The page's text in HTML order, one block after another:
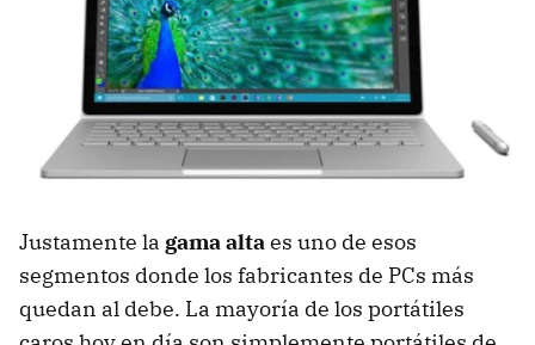
Justamente la gama altaes uno de esos
segmentos donde los fabricantes de PCs más
quedan al debe. La mayoría de los portátiles